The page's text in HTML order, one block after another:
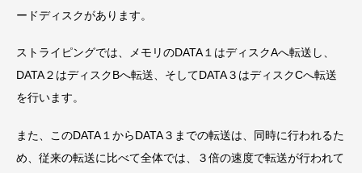
ードディスクがあります。
ストライピングでは、メモリのDATA１はディスクAへ転送し、
DATA２はディスクBへ転送、そしてDATA３はディスクCへ転送
を行います。
また、このDATA１からDATA３までの転送は、同時に行われるた
め、従来の転送に比べて全体では、３倍の速度で転送が行われて